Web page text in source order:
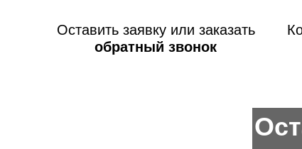
Оставить заявку или заказать
обратный звонок